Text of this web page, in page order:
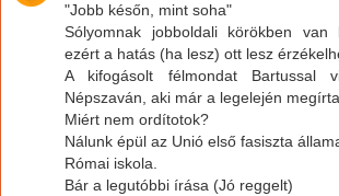
"Jobb későn, mint soha"
Sólyomnak jobboldali körökben van
ezért a hatás (ha lesz) ott lesz
A kifogásolt félmondat Bartussal
Népszaván, aki már a legelején
Miért nem ordítotok?
Nálunk épül az Unió első fasiszta
Római iskola.
Bár a legutóbbi írása (Jó reggelt)